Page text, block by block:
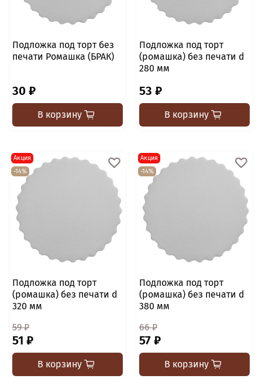
Подложка под торт без
печати Ромашка (БРАК)
30 ₽
В корзину
Подложка под торт
(ромашка) без печати d
280 мм
53 ₽
В корзину
Акция
-14%
Подложка под торт
(ромашка) без печати d
320 мм
59 ₽
51 ₽
В корзину
Акция
-14%
Подложка под торт
(ромашка) без печати d
380 мм
66 ₽
57 ₽
В корзину